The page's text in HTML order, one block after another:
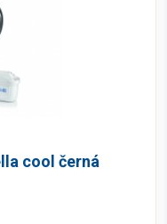
cool černá